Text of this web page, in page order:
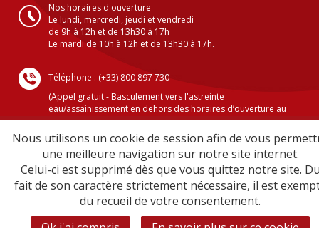
Nos horaires d'ouverture
Le lundi, mercredi, jeudi et vendredi
de 9h à 12h et de 13h30 à 17h
Le mardi de 10h à 12h et de 13h30 à 17h.
Téléphone : (+33) 800 897 730
(Appel gratuit - Basculement vers l'astreinte
eau/assainissement en dehors des horaires d’ouverture au
public )
Crédits
Mentions légales
Plan du site
Sécurité informatique
Nous utilisons un cookie de session afin de vous
une meilleure navigation sur notre site internet.
Celui-ci est supprimé dès que vous quittez notre site.
fait de son caractère strictement nécessaire, il est
du recueil de votre consentement.